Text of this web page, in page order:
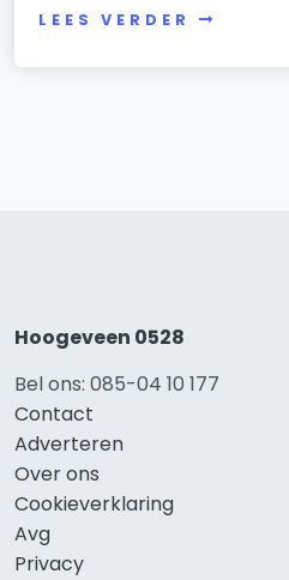
LEES VERDER
Hoogeveen 0528
Bel ons: 085-04 10 177
Contact
Adverteren
Over ons
Cookieverklaring
Avg
Privacy